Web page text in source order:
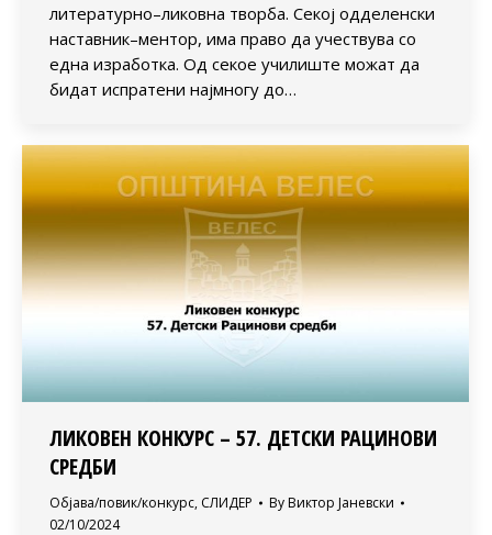
литературно–ликовна творба. Секој одделенски
наставник–ментор, има право да учествува со
една изработка. Од секое училиште можат да
бидат испратени најмногу до…
ЛИКОВЕН КОНКУРС – 57. ДЕТСКИ РАЦИНОВИ
СРЕДБИ
Објава/повик/конкурс, СЛИДЕР By Виктор Јаневски
02/10/2024